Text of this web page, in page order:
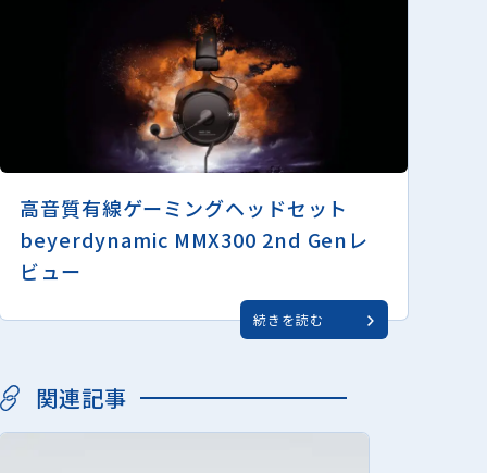
高音質有線ゲーミングヘッドセット
beyerdynamic MMX300 2nd Genレ
ビュー
続きを読む
関連記事